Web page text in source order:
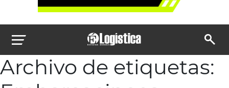
Archivo de etiquetas: